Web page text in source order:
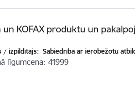
un KOFAX produktu un
/ izpildītājs: Sabiedrība ar ierobežotu
līgumcena 41999